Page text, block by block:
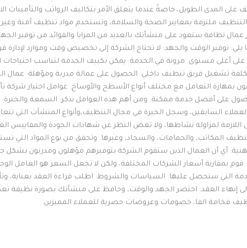
على المدى الطويل، خاصةً عندما يتعلق الأمر بتكاليف الرواتب والتأمينات
ملتزمة بمعايير الصحة والسلامة، وتستخدم مواد تنظيف آمنة وغير
نظافة ستعود على منشأتك بالعديد من المزايا والفوائد من توفير
توفير الوقت والجهد: لا تحتاج الشركة إلى تخصيص وقت وموارد لإدارة
أعلى مستوى. مرونة في الخدمة: يمكن تكييف الخدمة لتناسب احتياجات
تشغيل فريق تنظيف داخلي. الحصول على عمالة مدربة ومؤهلة: عمال
بمهارة التعامل مع مختلف أنواع الأسطح والأوساخ. عوامل اختيار شركة
على أفضل خدمة ممكنة. ومن أهم هذه العوامل نذكر: السمعة
السابقين، وسجل الخبرة في مجال التنظيف،وأنواع المنشآت التي
لمزاولة نشاطها، ولا تغض النظر عن شهادات الجودة والمقاييس
المكاتب، والحمامات، والسجاد، وغيرها. وتحقق من نوع المواد التي
أي أن العمال الذين ستقوم الشركة بتوفيرهم مؤهلون ومدربون بشكل
قوم بمقارنة أسعار الشركات المختلفة، ولكن لا تجعل السعر هو العامل
التي ستحصل عليها. السياسات والشروط: اطلب قراءة العقد بعناية،
إنهاء العقد. اختصر الجهد والوقت، وحافظ على منشأتك بصورة نظيفة
فخامة الفا، خصومات وعروضات حصرية للعملاء المميزين.